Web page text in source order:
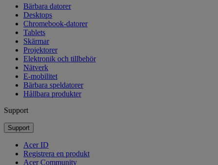
Bärbara datorer
Desktops
Chromebook-datorer
Tablets
Skärmar
Projektorer
Elektronik och tillbehör
Nätverk
E-mobilitet
Bärbara speldatorer
Hållbara produkter
Support
Support
Acer ID
Registrera en produkt
Acer Community